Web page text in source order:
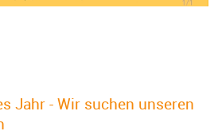
Jahr - Wir suchen unseren